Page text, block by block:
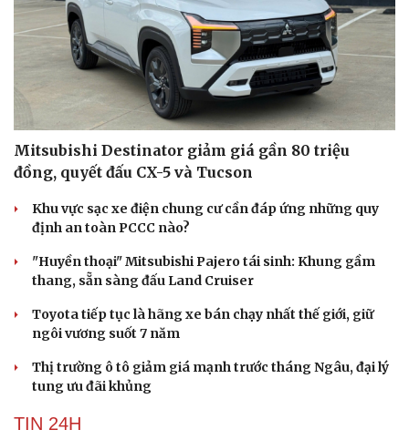
Mitsubishi Destinator giảm giá gần 80 triệu
đồng, quyết đấu CX-5 và Tucson
Khu vực sạc xe điện chung cư cần đáp ứng những quy
định an toàn PCCC nào?
"Huyền thoại" Mitsubishi Pajero tái sinh: Khung gầm
thang, sẵn sàng đấu Land Cruiser
Toyota tiếp tục là hãng xe bán chạy nhất thế giới, giữ
ngôi vương suốt 7 năm
Thị trường ô tô giảm giá mạnh trước tháng Ngâu, đại lý
tung ưu đãi khủng
TIN 24H